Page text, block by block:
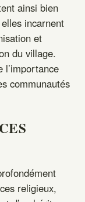
ainsi bien
incarnent
et
du village.
l’importance
communautés
religieux,